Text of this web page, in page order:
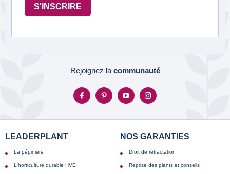
S'INSCRIRE
Rejoignez la communauté
LEADERPLANT
La pépinière
L'horticulture durable HVE
NOS GARANTIES
Droit de rétractation
Reprise des plants et conseils